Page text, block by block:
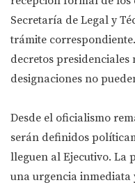
Secretaría de Legal y
trámite
decretos
designaciones no
Desde el oficialismo
serán definidos
lleguen al Ejecutivo. La
una urgencia inmediata